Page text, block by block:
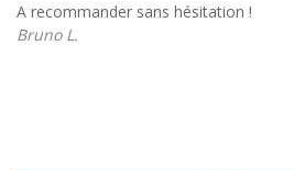
A recommander sans hésitation !
Bruno L.